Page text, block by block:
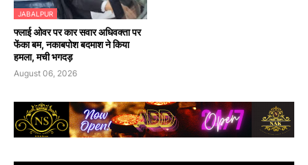
JABALPUR
फ्लाई ओवर पर कार सवार अधिवक्ता पर
फेंका बम, नकाबपोश बदमाश ने किया
हमला, मची भगदड़
August 06, 2026